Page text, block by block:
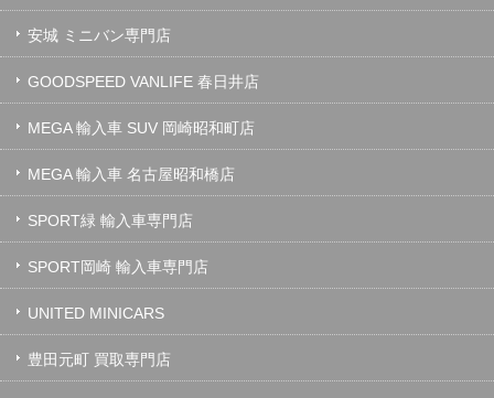
安城 ミニバン専門店
GOODSPEED VANLIFE 春日井店
MEGA 輸入車 SUV 岡崎昭和町店
MEGA 輸入車 名古屋昭和橋店
SPORT緑 輸入車専門店
SPORT岡崎 輸入車専門店
UNITED MINICARS
豊田元町 買取専門店